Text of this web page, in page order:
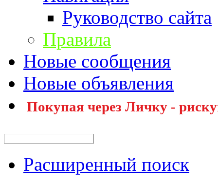
Руководство сайта
Правила
Новые сообщения
Новые объявления
Покупая через Личку -
Расширенный поиск